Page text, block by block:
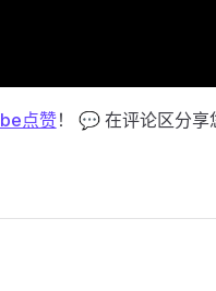
点赞！ 💬 在评论区分享